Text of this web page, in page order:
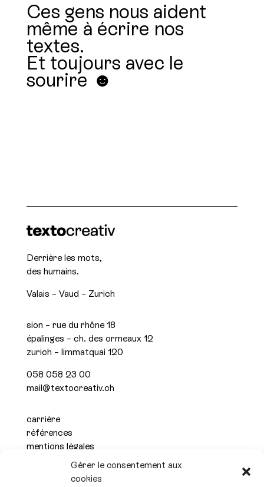
Gérer le consentement aux
cookies
Ces gens nous aident
même à écrire nos
textes.
Et toujours avec le
sourire ☻
Derrière les mots,
des humains.
Valais – Vaud – Zurich
sion – rue du rhône 18
épalinges – ch. des ormeaux 12
zurich – limmatquai 120
058 058 23 00
mail@textocreativ.ch
carrière
références
mentions légales
politique de confidentialité